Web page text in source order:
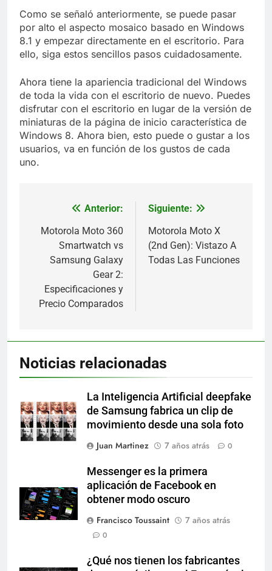
Como se señaló anteriormente, se puede pasar
por alto el aspecto mosaico basado en Windows
8.1 y empezar directamente en el escritorio. Para
ello, siga estos sencillos pasos cuidadosamente.
Ahora tiene la apariencia tradicional del Windows
de toda la vida con el escritorio de nuevo. Puedes
disfrutar con el escritorio en lugar de la versión de
miniaturas de la página de inicio característica de
Windows 8. Ahora bien, esto puede o gustar a los
usuarios, va en función de los gustos de cada
uno.
Navegación
de
entradas
Anterior:
Motorola Moto 360
Smartwatch vs
Samsung Galaxy
Gear 2:
Especificaciones y
Precio Comparados
Siguiente:
Motorola Moto X
(2nd Gen): Vistazo A
Todas Las Funciones
Noticias relacionadas
La Inteligencia Artificial deepfake
de Samsung fabrica un clip de
movimiento desde una sola foto
Juan Martinez
7 años atrás 0
Messenger es la primera
aplicación de Facebook en
obtener modo oscuro
Francisco Toussaint
7 años atrás
0
¿Qué nos tienen los fabricantes